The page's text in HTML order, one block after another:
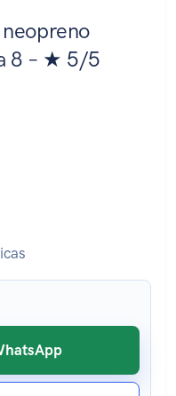
8 – ★ 5/5